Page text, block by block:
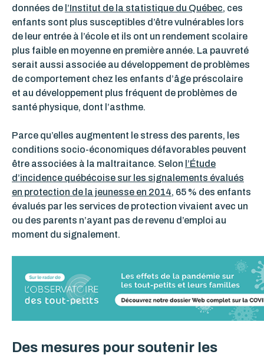
données de l’Institut de la statistique du Québec, ces
enfants sont plus susceptibles d’être vulnérables lors
de leur entrée à l’école et ils ont un rendement scolaire
plus faible en moyenne en première année. La pauvreté
serait aussi associée au développement de problèmes
de comportement chez les enfants d’âge préscolaire
et au développement plus fréquent de problèmes de
santé physique, dont l’asthme.
Parce qu’elles augmentent le stress des parents, les
conditions socio-économiques défavorables peuvent
être associées à la maltraitance. Selon l’Étude
d’incidence québécoise sur les signalements évalués
en protection de la jeunesse en 2014, 65 % des enfants
évalués par les services de protection vivaient avec un
ou des parents n’ayant pas de revenu d’emploi au
moment du signalement.
Des mesures pour soutenir les